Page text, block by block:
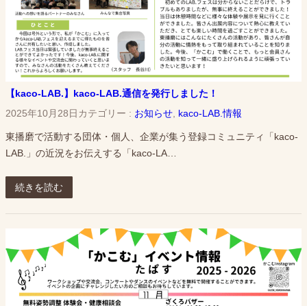
【kaco-LAB.】kaco-LAB.通信を発行しました！
2025年10月28日 カテゴリー : お知らせ kaco-LAB.情報
東播磨で活動する団体・個人、企業が集う登録コミュニティ「kaco-
LAB.」の近況をお伝えする「kaco-LA…
続きを読む